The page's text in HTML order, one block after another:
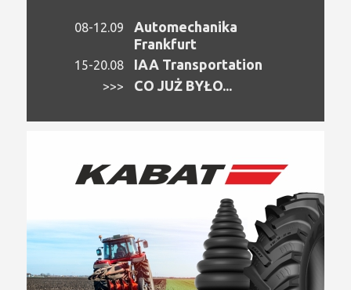
08-12.09
Automechanika
Frankfurt
15-20.08 IAA Transportation
>>> CO JUŻ BYŁO...